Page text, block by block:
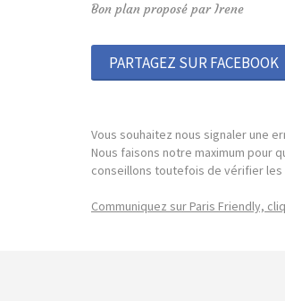
Bon plan proposé par Irene
PARTAGEZ SUR FACEBOOK
Vous souhaitez nous signaler une
Nous faisons notre maximum pour
conseillons toutefois de vérifier les
Communiquez sur Paris Friendly,